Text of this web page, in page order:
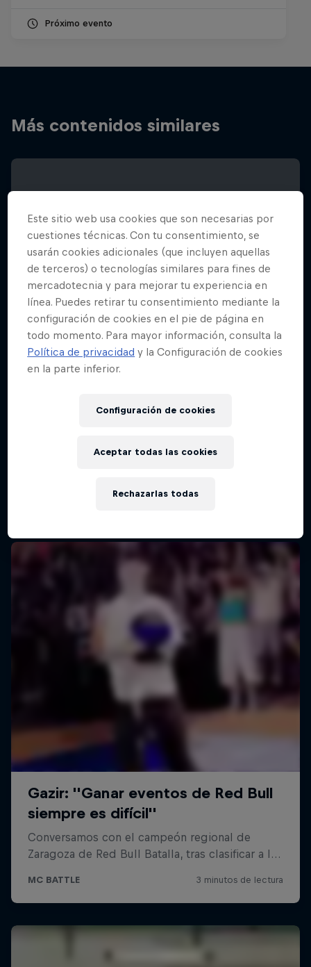
Próximo evento
Más contenidos similares
Lima, Peru
Este sitio web usa cookies que son necesarias por
cuestiones técnicas. Con tu consentimiento, se
usarán cookies adicionales (que incluyen aquellas
de terceros) o tecnologías similares para fines de
mercadotecnia y para mejorar tu experiencia en
línea. Puedes retirar tu consentimiento mediante la
configuración de cookies en el pie de página en
todo momento. Para mayor información, consulta la
Política de privacidad y la Configuración de cookies
en la parte inferior.
Configuración de cookies
Rechazarlas todas
Aceptar todas las cookies